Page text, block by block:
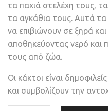
τα παχιά στελέχη τους,
τα αγκάθια τους. Αυτά
να επιβιώνουν σε ξηρά
αποθηκεύοντας νερό και
τους από ζώα.
Οι κάκτοι είναι
και συμβολίζουν την